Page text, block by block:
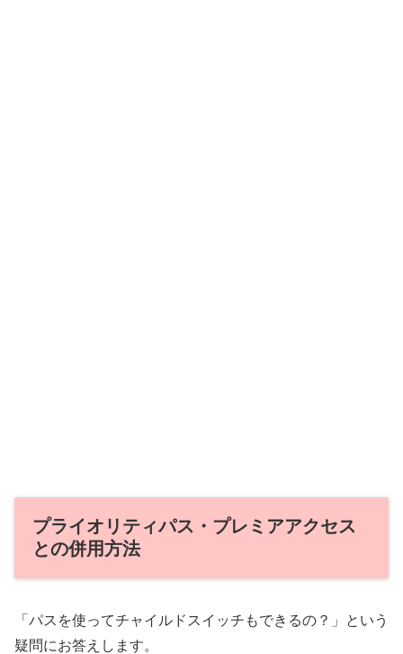
プライオリティパス・プレミアアクセス
との併用方法
「パスを使ってチャイルドスイッチもできるの？」という
疑問にお答えします。